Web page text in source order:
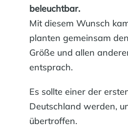
beleuchtbar.
Mit diesem Wunsch
planten gemeinsam
Größe und allen
entsprach.
Es sollte einer der
Deutschland werden,
übertroffen.